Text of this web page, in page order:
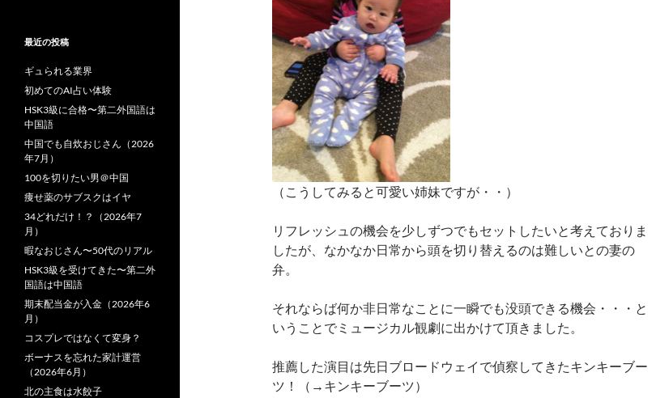
（こうしてみると可愛い姉妹ですが・・）
リフレッシュの機会を少しずつでもセットしたいと考えておりま
したが、なかなか日常から頭を切り替えるのは難しいとの妻の
弁。
それならば何か非日常なことに一瞬でも没頭できる機会・・・と
いうことでミュージカル観劇に出かけて頂きました。
推薦した演目は先日ブロードウェイで偵察してきたキンキーブー
ツ！（→キンキーブーツ）
最近の投稿
ギュられる業界
初めてのAI占い体験
HSK3級に合格〜第二外国語は
中国語
中国でも自炊おじさん（2026
年7月）
100を切りたい男＠中国
痩せ薬のサブスクはイヤ
34どれだけ！？（2026年7
月）
暇なおじさん〜50代のリアル
HSK3級を受けてきた〜第二外
国語は中国語
期末配当金が入金（2026年6
月）
コスプレではなくて変身？
ボーナスを忘れた家計運営
（2026年6月）
北の主食は水餃子